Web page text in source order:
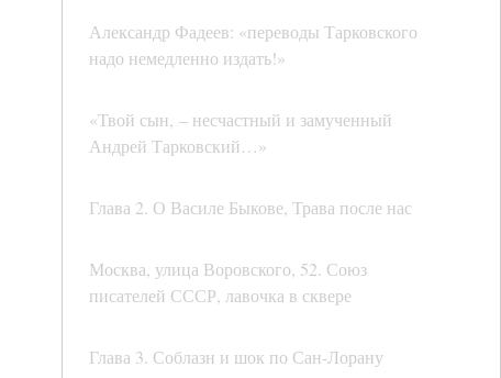
Александр Фадеев: «переводы Тарковского
надо немедленно издать!»
«Твой сын, – несчастный и замученный
Андрей Тарковский…»
Глава 2. О Василе Быкове, Трава после нас
Москва, улица Воровского, 52. Союз
писателей СССР, лавочка в сквере
Глава 3. Соблазн и шок по Сан-Лорану